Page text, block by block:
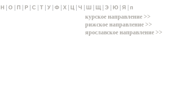
Н О П Р С Т У Ф Х Ц Ч Ш Щ Э Ю Я п
курское направление >>
рижское направление >>
ярославское направление >>